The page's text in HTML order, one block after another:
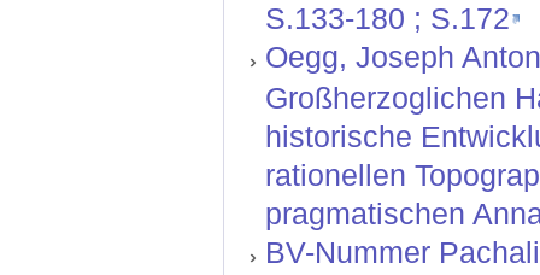
S.133-180 ; S.172
Oegg, Joseph
Großherzoglichen
historische
rationellen
pragmatischen
BV-Nummer